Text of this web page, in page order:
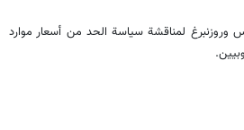
وروزنبرغ لمناقشة سياسة الحد من أسعار موارد